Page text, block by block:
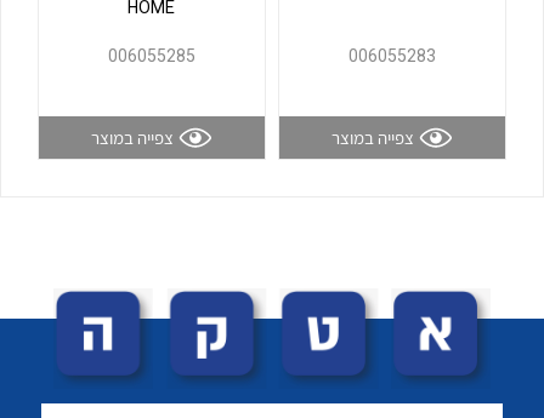
006055283
צפייה במוצר
HOME
006055285
צפייה במוצר